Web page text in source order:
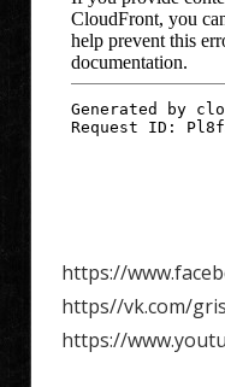
https://
https//vk.com/
https://